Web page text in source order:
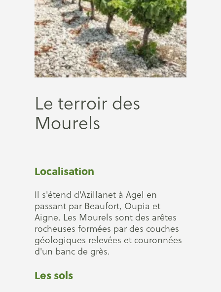
Le terroir des
Mourels
Localisation
Il s'étend d'Azillanet à Agel en
passant par Beaufort, Oupia et
Aigne. Les Mourels sont des arêtes
rocheuses formées par des couches
géologiques relevées et couronnées
d'un banc de grès.
Les sols